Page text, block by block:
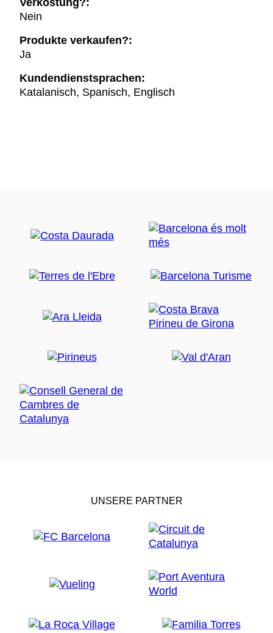
Verkostung?:
Nein
Produkte verkaufen?:
Ja
Kundendienstsprachen:
Katalanisch, Spanisch, Englisch
UNSERE PARTNER